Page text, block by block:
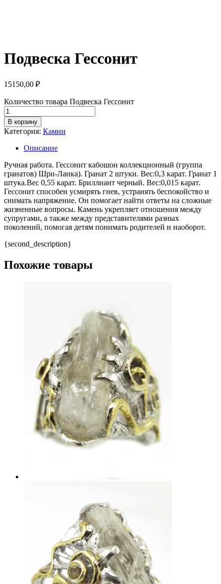
Подвеска Гессонит
15150,00 ₽
Количество товара Подвеска Гессонит
В корзину
Категория: Камни
Описание
Ручная работа. Гессонит кабошон коллекционный (группа
гранатов) Шри-Ланка). Гранат 2 штуки. Вес:0,3 карат. Гранат 1
штука.Вес 0,55 карат. Бриллиант черный. Вес:0,015 карат.
Гессонит способен усмирять гнев, устранять беспокойство и
снимать напряжение. Он помогает найти ответы на сложные
жизненные вопросы. Камень укрепляет отношения между
супругами, а также между представителями разных
поколений, помогая детям понимать родителей и наоборот.
{second_description}
Похожие товары